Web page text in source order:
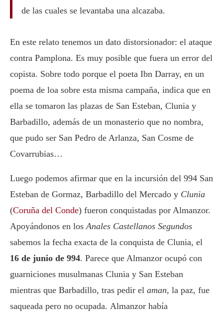
de las cuales se levantaba una alcazaba.
En este relato tenemos un dato distorsionador: el ataque
contra Pamplona. Es muy posible que fuera un error del
copista. Sobre todo porque el poeta Ibn Darray, en un
poema de loa sobre esta misma campaña, indica que en
ella se tomaron las plazas de San Esteban, Clunia y
Barbadillo, además de un monasterio que no nombra,
que pudo ser San Pedro de Arlanza, San Cosme de
Covarrubias…
Luego podemos afirmar que en la incursión del 994 San
Esteban de Gormaz, Barbadillo del Mercado y Clunia
(Coruña del Conde) fueron conquistadas por Almanzor.
Apoyándonos en losAnales Castellanos Segundos
sabemos la fecha exacta de la conquista de Clunia, el
16 de junio de 994. Parece que Almanzor ocupó con
guarniciones musulmanas Clunia y San Esteban
mientras que Barbadillo, tras pedir el aman, la paz, fue
saqueada pero no ocupada. Almanzor había